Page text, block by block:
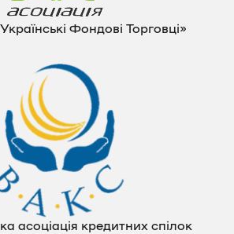
Фондові Торговці»
асоціація кредитних спілок